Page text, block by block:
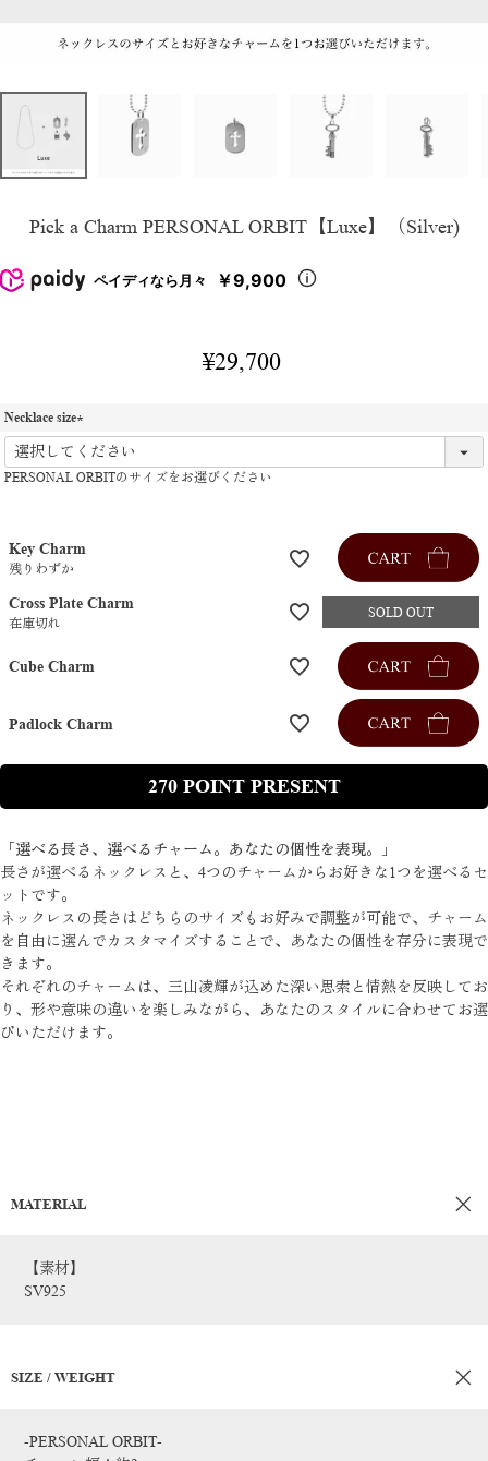
Pick a Charm PERSONAL ORBIT【Luxe】（Silver)
ペイディなら月々 ￥9,900
¥29,700
Necklace size
(
必
須
PERSONAL ORBITのサイズをお選びください
Key Charm
残りわずか
Cross Plate Charm
在庫切れ
Cube Charm
Padlock Charm
270
「選べる長さ、選べるチャーム。あなたの個性を表現。」
長さが選べるネックレスと、4つのチャームからお好きな1つを選べるセ
ットです。
ネックレスの長さはどちらのサイズもお好みで調整が可能で、チャーム
を自由に選んでカスタマイズすることで、あなたの個性を存分に表現で
きます。
それぞれのチャームは、三山凌輝が込めた深い思索と情熱を反映してお
り、形や意味の違いを楽しみながら、あなたのスタイルに合わせてお選
びいただけます。
MATERIAL
【素材】
SV925
SIZE / WEIGHT
-PERSONAL ORBIT-